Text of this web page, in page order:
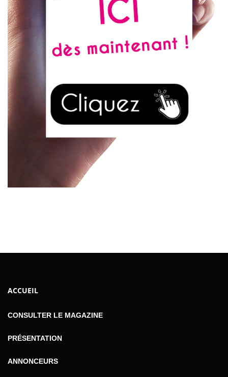
ACCUEIL
CONSULTER LE MAGAZINE
PRÉSENTATION
ANNONCEURS